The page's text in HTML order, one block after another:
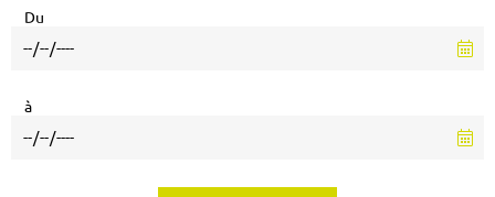
Du
à